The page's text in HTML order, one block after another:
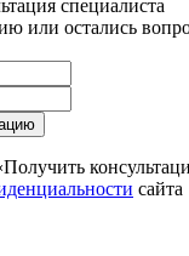
специалиста
или остались
сайта